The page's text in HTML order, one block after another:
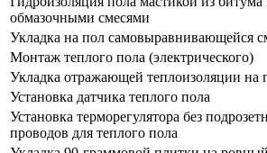
обмазочными смесями
Укладка на пол самовыравнивающейся
Монтаж теплого пола (электрического)
Укладка отражающей теплоизоляции на
Установка датчика теплого пола
Установка терморегулятора без
проводов для теплого пола